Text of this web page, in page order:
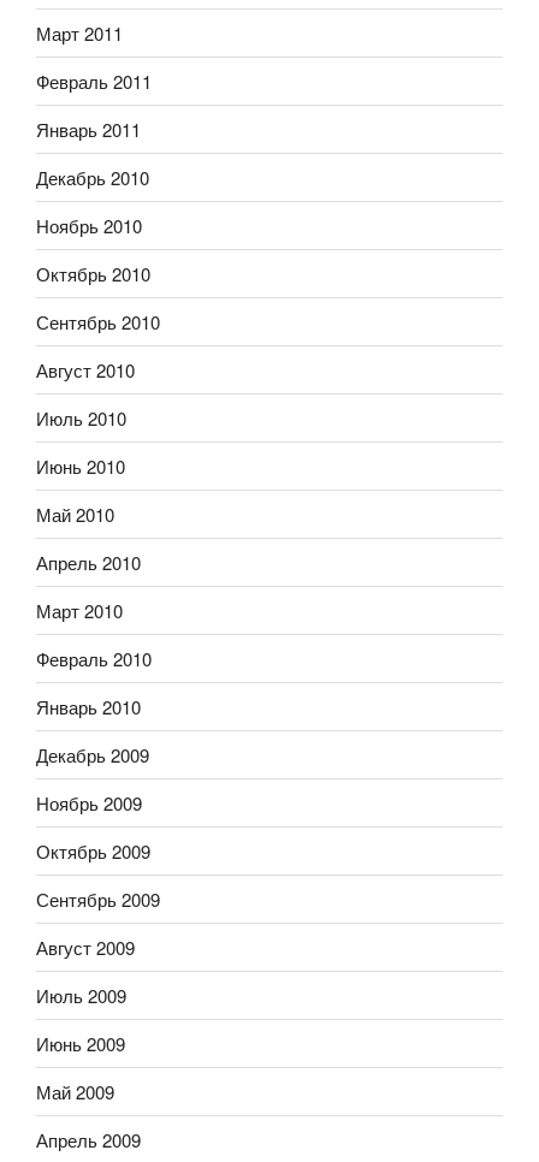
Март 2011
Февраль 2011
Январь 2011
Декабрь 2010
Ноябрь 2010
Октябрь 2010
Сентябрь 2010
Август 2010
Июль 2010
Июнь 2010
Май 2010
Апрель 2010
Март 2010
Февраль 2010
Январь 2010
Декабрь 2009
Ноябрь 2009
Октябрь 2009
Сентябрь 2009
Август 2009
Июль 2009
Июнь 2009
Май 2009
Апрель 2009